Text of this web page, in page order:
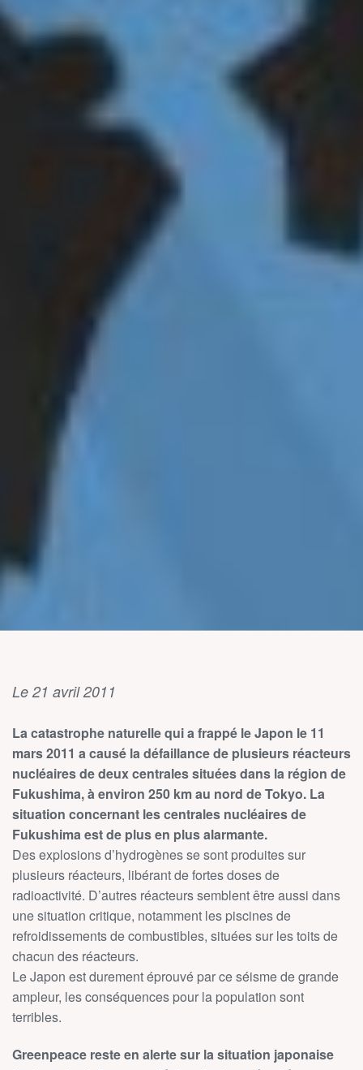
Le 21 avril 2011
La catastrophe naturelle qui a frappé le Japon le 11
mars 2011 a causé la défaillance de plusieurs réacteurs
nucléaires de deux centrales situées dans la région de
Fukushima, à environ 250 km au nord de Tokyo. La
situation concernant les centrales nucléaires de
Fukushima est de plus en plus alarmante.
Des explosions d’hydrogènes se sont produites sur
plusieurs réacteurs, libérant de fortes doses de
radioactivité. D’autres réacteurs semblent être aussi dans
une situation critique, notamment les piscines de
refroidissements de combustibles, situées sur les toits de
chacun des réacteurs.
Le Japon est durement éprouvé par ce séisme de grande
ampleur, les conséquences pour la population sont
terribles.
Greenpeace reste en alerte sur la situation japonaise